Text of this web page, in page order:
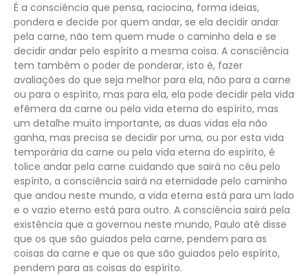
É a consciência que pensa, raciocina, forma ideias,
pondera e decide por quem andar, se ela decidir andar
pela carne, não tem quem mude o caminho dela e se
decidir andar pelo espírito a mesma coisa. A consciência
tem também o poder de ponderar, isto é, fazer
avaliações do que seja melhor para ela, não para a carne
ou para o espírito, mas para ela, ela pode decidir pela vida
efêmera da carne ou pela vida eterna do espírito, mas
um detalhe muito importante, as duas vidas ela não
ganha, mas precisa se decidir por uma, ou por esta vida
temporária da carne ou pela vida eterna do espírito, é
tolice andar pela carne cuidando que sairá no céu pelo
espírito, a consciência sairá na eternidade pelo caminho
que andou neste mundo, a vida eterna está para um lado
e o vazio eterno está para outro. A consciência sairá pela
existência que a governou neste mundo, Paulo até disse
que os que são guiados pela carne, pendem para as
coisas da carne e que os que são guiados pelo espírito,
pendem para as coisas do espírito.